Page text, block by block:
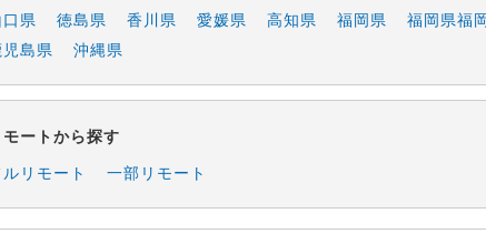
口県
徳島県 香川県 愛媛県 高知県 福岡県 福岡県福
児島県
沖縄県
モートから探す
ルリモート
一部リモート